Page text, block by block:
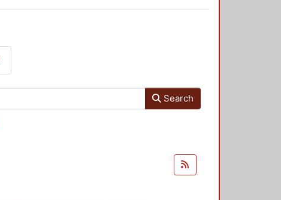
Search